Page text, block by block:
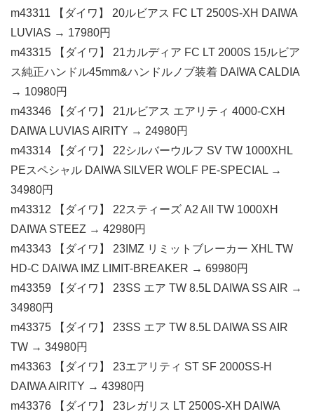
m43311 【ダイワ】 20ルビアス FC LT 2500S-XH DAIWA
LUVIAS → 17980円
m43315 【ダイワ】 21カルディア FC LT 2000S 15ルビア
ス純正ハンドル45mm&ハンドルノブ装着 DAIWA CALDIA
→ 10980円
m43346 【ダイワ】 21ルビアス エアリティ 4000-CXH
DAIWA LUVIAS AIRITY → 24980円
m43314 【ダイワ】 22シルバーウルフ SV TW 1000XHL
PEスペシャル DAIWA SILVER WOLF PE-SPECIAL →
34980円
m43312 【ダイワ】 22スティーズ A2 AII TW 1000XH
DAIWA STEEZ → 42980円
m43343 【ダイワ】 23IMZ リミットブレーカー XHL TW
HD-C DAIWA IMZ LIMIT-BREAKER → 69980円
m43359 【ダイワ】 23SS エア TW 8.5L DAIWA SS AIR →
34980円
m43375 【ダイワ】 23SS エア TW 8.5L DAIWA SS AIR
TW → 34980円
m43363 【ダイワ】 23エアリティ ST SF 2000SS-H
DAIWA AIRITY → 43980円
m43376 【ダイワ】 23レガリス LT 2500S-XH DAIWA